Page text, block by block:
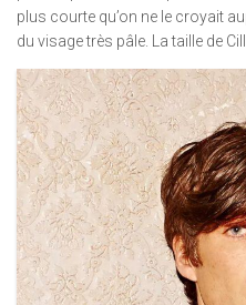
plus courte qu’on ne le croyait
du visage très pâle. La taille de